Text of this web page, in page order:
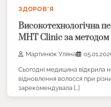
ЗДОРОВ’Я
Високотехнологічна
MHT Clinic за
Мартинюк Уляна
Сьогодні медицина відкрила
відновлення волосся при
зарекомендувала […]